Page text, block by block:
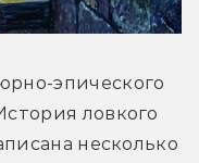
эпического
ловкого
несколько